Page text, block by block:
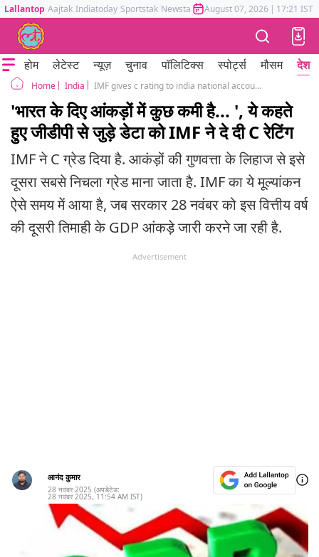
Lallantop Aajtak Indiatoday Sportstak Newstak Mumbai Tak Astrotak
August 07, 2026 | 17:21 IST
होम लेटेस्ट न्यूज़ चुनाव पॉलिटिक्स स्पोर्ट्स मौसम देश
Home India IMF gives c rating to india national accounts statistics which include gdp
'भारत के दिए आंकड़ों में कुछ कमी है... ', ये कहते
हुए जीडीपी से जुड़े डेटा को IMF ने दे दी C रेटिंग
IMF ने C ग्रेड दिया है. आकंड़ों की गुणवत्ता के लिहाज से इसे
दूसरा सबसे निचला ग्रेड माना जाता है. IMF का ये मूल्यांकन
ऐसे समय में आया है, जब सरकार 28 नवंबर को इस वित्तीय वर्ष
की दूसरी तिमाही के GDP आंकड़े जारी करने जा रही है.
Advertisement
आनंद कुमार
28 नवंबर 2025 (अपडेटेड:
28 नवंबर 2025, 11:54 AM IST)